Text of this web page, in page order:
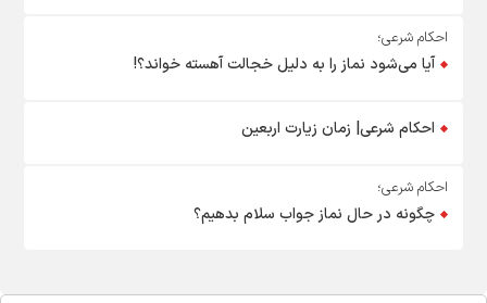
احکام شرعی؛
آیا می‌شود نماز را به دلیل خجالت آهسته خواند؟!
احکام شرعی| زمان زیارت اربعین
احکام شرعی؛
چگونه در حال نماز جواب سلام بدهیم؟